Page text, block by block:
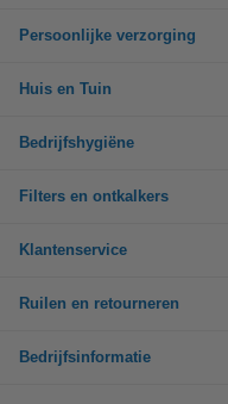
Persoonlijke verzorging
Huis en Tuin
Bedrijfshygiëne
Filters en ontkalkers
Klantenservice
Ruilen en retourneren
Bedrijfsinformatie